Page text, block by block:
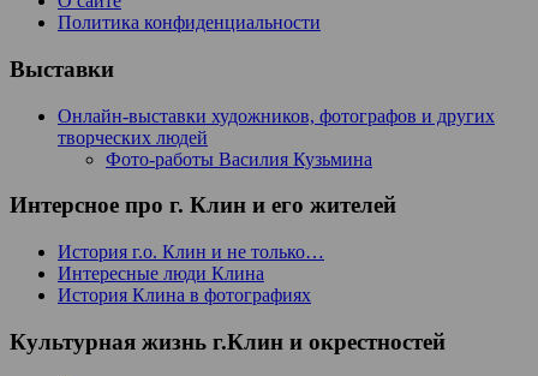
Политика конфиденциальности
Выставки
Онлайн-выставки художников, фотографов и других
творческих людей
Фото-работы Василия Кузьмина
Интерсное про г. Клин и его жителей
История г.о. Клин и не только…
Интересные люди Клина
История Клина в фотографиях
Культурная жизнь г.Клин и окрестностей